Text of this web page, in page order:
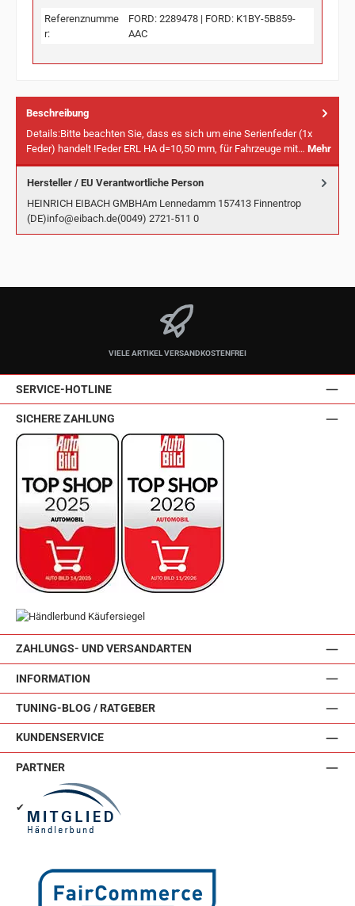
Referenznumme
r:
FORD: 2289478 | FORD: K1BY-5B859-
AAC
Beschreibung
Details:Bitte beachten Sie, dass es sich um eine Serienfeder (1x
Feder) handelt !Feder ERL HA d=10,50 mm, für Fahrzeuge mit… Mehr
Hersteller / EU Verantwortliche Person
HEINRICH EIBACH GMBHAm Lennedamm 157413 Finnentrop
(DE)info@eibach.de(0049) 2721-511 0
VIELE ARTIKEL VERSANDKOSTENFREI
SERVICE-HOTLINE
ZAHLUNGS- UND VERSANDARTEN
INFORMATION
TUNING-BLOG / RATGEBER
KUNDENSERVICE
SICHERE ZAHLUNG
PARTNER
✔